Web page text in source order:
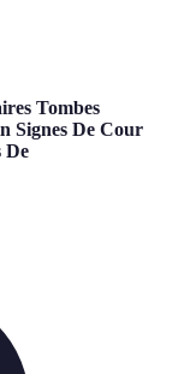
Tombes
Signes De Cour
De